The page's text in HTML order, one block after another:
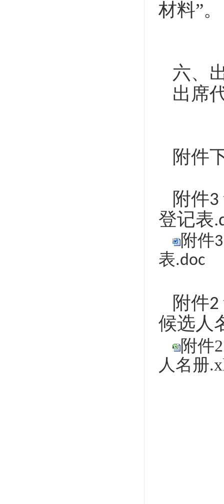
材料”。
六、
出席
附件
附件3
登记表
附件
表.doc
附件2
候选人
附件
人名册